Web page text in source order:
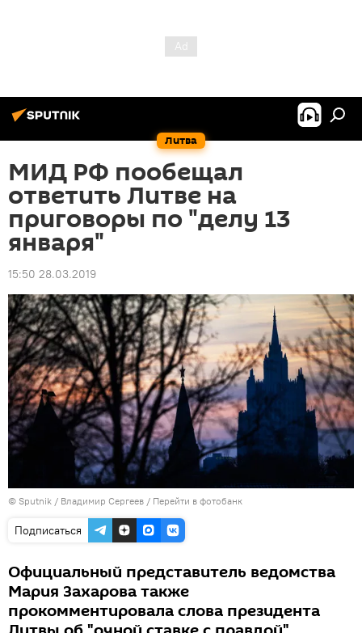
Литва
МИД РФ пообещал
ответить Литве на
приговоры по "делу 13
января"
15:50 28.03.2019
© Sputnik / Владимир Сергеев / Перейти в фотобанк
Подписаться
Официальный представитель ведомства
Мария Захарова также
прокомментировала слова президента